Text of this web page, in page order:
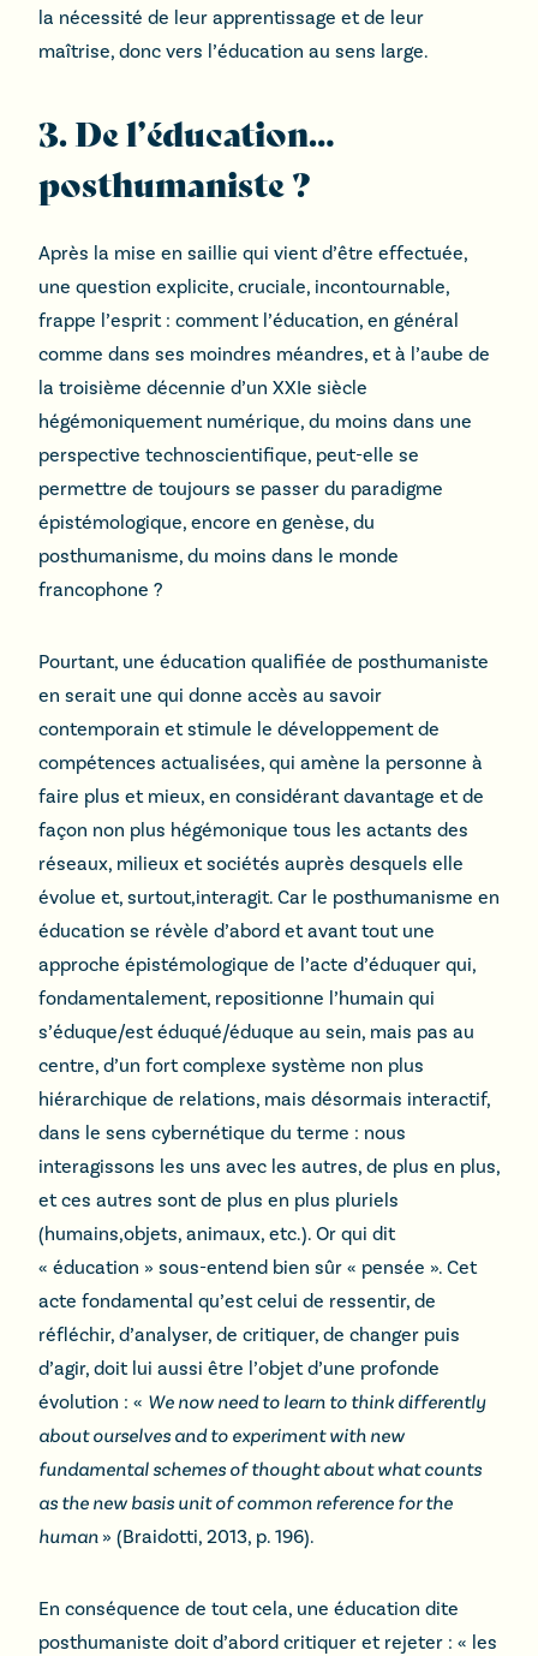
la nécessité de leur apprentissage et de leur
maîtrise, donc vers l’éducation au sens large.
3. De l’éducation…
posthumaniste ?
Après la mise en saillie qui vient d’être effectuée,
une question explicite, cruciale, incontournable,
frappe l’esprit : comment l’éducation, en général
comme dans ses moindres méandres, et à l’aube de
la troisième décennie d’un XXIe siècle
hégémoniquement numérique, du moins dans une
perspective technoscientifique, peut-elle se
permettre de toujours se passer du paradigme
épistémologique, encore en genèse, du
posthumanisme, du moins dans le monde
francophone ?
Pourtant, une éducation qualifiée de posthumaniste
en serait une qui donne accès au savoir
contemporain et stimule le développement de
compétences actualisées, qui amène la personne à
faire plus et mieux, en considérant davantage et de
façon non plus hégémonique tous les actants des
réseaux, milieux et sociétés auprès desquels elle
évolue et, surtout,interagit. Car le posthumanisme en
éducation se révèle d’abord et avant tout une
approche épistémologique de l’acte d’éduquer qui,
fondamentalement, repositionne l’humain qui
s’éduque/est éduqué/éduque au sein, mais pas au
centre, d’un fort complexe système non plus
hiérarchique de relations, mais désormais interactif,
dans le sens cybernétique du terme : nous
interagissons les uns avec les autres, de plus en plus,
et ces autres sont de plus en plus pluriels
(humains,objets, animaux, etc.). Or qui dit
« éducation » sous-entend bien sûr « pensée ». Cet
acte fondamental qu’est celui de ressentir, de
réfléchir, d’analyser, de critiquer, de changer puis
d’agir, doit lui aussi être l’objet d’une profonde
évolution : « We now need to learn to think differently
about ourselves and to experiment with new
fundamental schemes of thought about what counts
as the new basis unit of common reference for the
human » (Braidotti, 2013, p. 196).
En conséquence de tout cela, une éducation dite
posthumaniste doit d’abord critiquer et rejeter : « les